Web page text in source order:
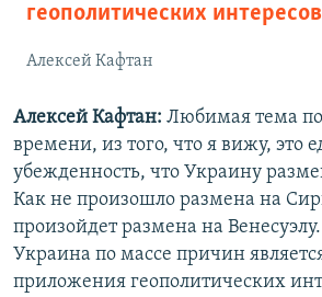
геополитических
Алексей Кафтан
Алексей Кафтан: Любимая тема
времени, из того, что я вижу, это
убежденность, что Украину
Как не произошло размена на
произойдет размена на
Украина по массе причин
приложения геополитических